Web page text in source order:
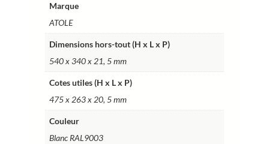
Marque
ATOLE
Dimensions hors-tout (H x L x P)
540 x 340 x 21, 5 mm
Cotes utiles (H x L x P)
475 x 263 x 20, 5 mm
Couleur
Blanc RAL9003